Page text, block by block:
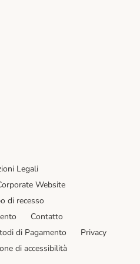
Legali
Website
di recesso
Contatto
di Pagamento
Privacy
di accessibilità